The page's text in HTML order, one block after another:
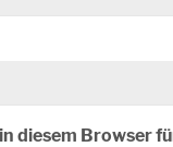
diesem Browser